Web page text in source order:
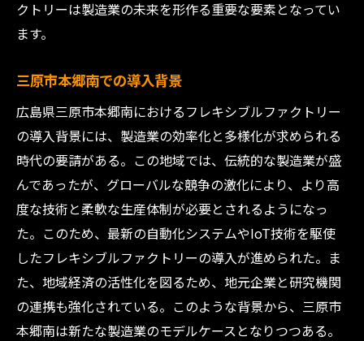
工場内ロボットの役割
生産性向上の具体例
コスト削減の効果
将来的な自動化の展望
広島県三原市本郷南のフレキシブルファクトリ
ーが製造プロセスを最適化
生産ラインの柔軟化
品質管理の強化
労働環境の改善
エネルギー効率の向上
無駄の削減と効率化
クトリーは製造業の未来を形作る重要な要素となってい
ます。
三原市本郷南での導入背景
広島県三原市本郷南におけるフレキシブルファクトリー
の導入背景には、製造業の効率化と多様化が求められる
時代の要請がある。この地域では、伝統的な製造業が盛
んであったが、グローバルな競争の激化により、より高
度な技術と柔軟な生産体制が必要とされるようになっ
た。このため、最新の自動化システムやIoT技術を駆使
したフレキシブルファクトリーの導入が進められた。ま
た、地域経済の活性化を図るため、地元企業と研究機関
の連携も強化されている。このような背景から、三原市
本郷南は新たな製造業のモデルケースとなりつつある。